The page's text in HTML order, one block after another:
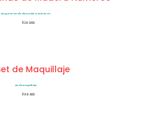
Jenga Grande de Madera Números
$26.900
Set de Maquillaje
$66.400